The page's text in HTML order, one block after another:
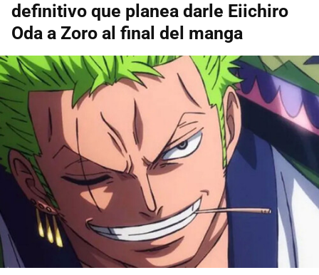
definitivo que planea darle Eiichiro
Oda a Zoro al final del manga